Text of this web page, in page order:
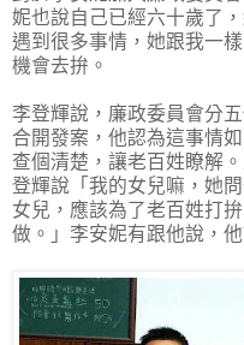
妮也說自己已經六十歲了
遇到很多事情，她跟我一
機會去拚。
李登輝說，廉政委員會分
合開發案，他認為這事情
查個清楚，讓老百姓瞭解
登輝說「我的女兒嘛，她
女兒，應該為了老百姓打
做。」李安妮有跟他說，